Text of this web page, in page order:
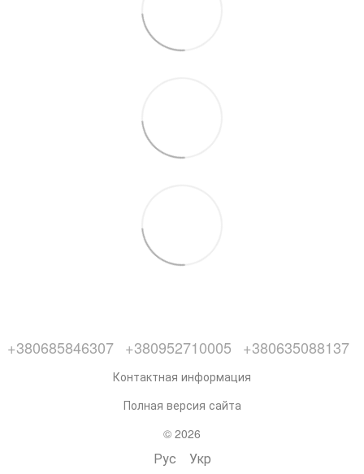
+380685846307 +380952710005 +380635088137
Контактная информация
Полная версия сайта
© 2026
Рус Укр